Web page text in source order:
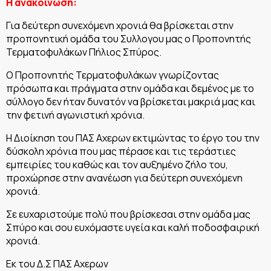
Για δεύτερη συνεχόμενη χρονιά θα βρίσκεται στην
προπονητική ομάδα του Συλλογου μας ο Προπονητής
Τερματοφυλάκων Πήλιος Σπύρος.
Ο Προπονητής Τερματοφυλάκων γνωρίζοντας
πρόσωπα και πράγματα στην ομάδα και δεμένος με το
σύλλογο δεν ήταν δυνατόν να βρίσκεται μακριά μας και
την φετινή αγωνιστική χρόνια.
Η Διοίκηση του ΠΑΣ Αχερων εκτιμώντας το έργο του την
δύσκολη χρόνια που μας πέρασε και τις τεράστιες
εμπειρίες του καθώς και τον αυξημένο ζήλο του,
προχώρησε στην ανανέωση για δεύτερη συνεχόμενη
χρονιά.
Σε ευχαριστούμε πολύ που βρίσκεσαι στην ομάδα μας
Σπύρο και σου ευχόμαστε υγεία και καλή ποδοσφαιρική
χρονιά.
Εκ του Δ.Σ ΠΑΣ Αχερων